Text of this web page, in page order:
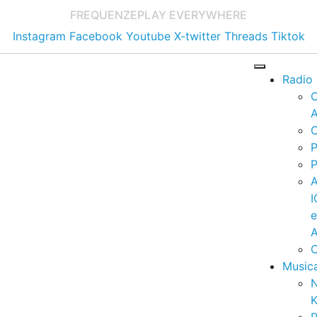
FREQUENZEPLAY EVERYWHERE
Instagram Facebook Youtube X-twitter Threads Tiktok
Radio
e